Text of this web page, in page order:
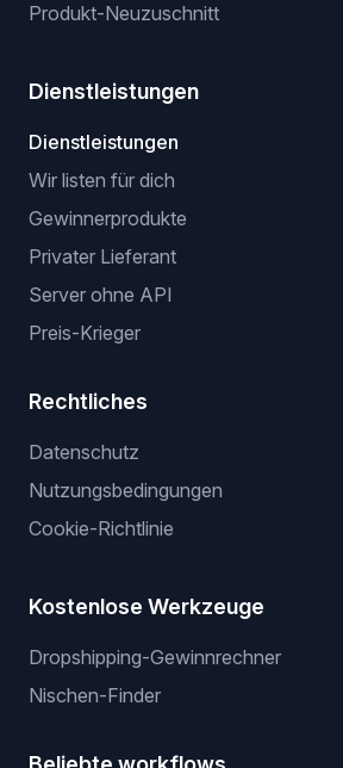
Produkt-Neuzuschnitt
Dienstleistungen
Dienstleistungen
Wir listen für dich
Gewinnerprodukte
Privater Lieferant
Server ohne API
Preis-Krieger
Rechtliches
Datenschutz
Nutzungsbedingungen
Cookie-Richtlinie
Kostenlose Werkzeuge
Dropshipping-Gewinnrechner
Nischen-Finder